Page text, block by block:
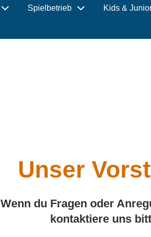
Spielbetrieb Kids &
Unser
Wenn du Fragen oder
kontaktiere uns